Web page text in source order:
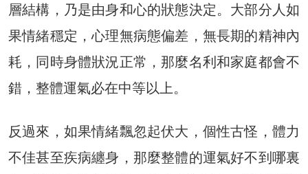
層結構，乃是由身和心的狀態決定。大部分人如
果情緒穩定，心理無病態偏差，無長期的精神內
耗，同時身體狀況正常，那麼名利和家庭都會不
錯，整體運氣必在中等以上。
反過來，如果情緒飄忽起伏大，個性古怪，體力
不佳甚至疾病纏身，那麼整體的運氣好不到哪裏